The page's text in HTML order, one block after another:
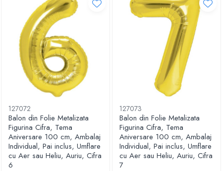
127072
Balon din Folie Metalizata
Figurina Cifra, Tema
Aniversare 100 cm, Ambalaj
Individual, Pai inclus, Umflare
cu Aer sau Heliu, Auriu, Cifra
6
127073
Balon din Folie Metalizata
Figurina Cifra, Tema
Aniversare 100 cm, Ambalaj
Individual, Pai inclus, Umflare
cu Aer sau Heliu, Auriu, Cifra
7